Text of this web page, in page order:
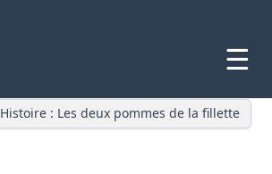
☰
Histoire : Les deux pommes de la fillette